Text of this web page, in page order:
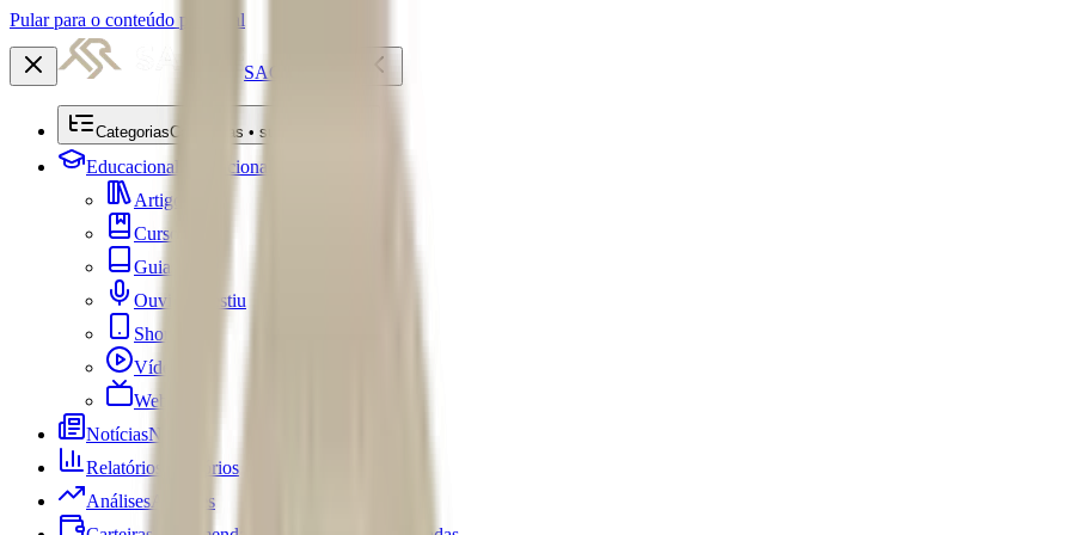
Pular para o conteúdo principal
SACRE
CategoriasCategorias • submenu
Educacional
Educacional
Artigos
Cursos
Guias
Ouviu Investiu
Shorts
Vídeos
Webséries
NotíciasNotícias
Relatórios
Relatórios
Análises Análises